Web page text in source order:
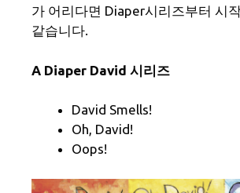
가 어리다면 Diaper시리즈부터 시
같습니다.
A Diaper David 시리즈
David Smells!
Oh, David!
Oops!